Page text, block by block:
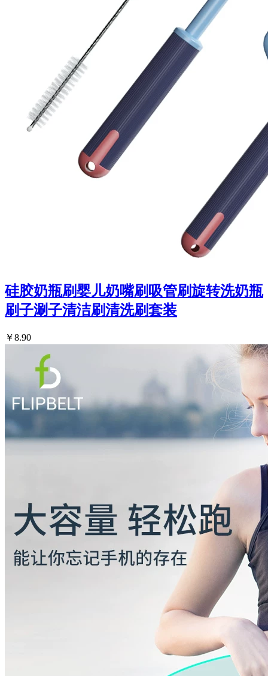
硅胶奶瓶刷婴儿奶嘴刷吸管刷旋转洗奶瓶
刷子涮子清洁刷清洗刷套装
￥8.90